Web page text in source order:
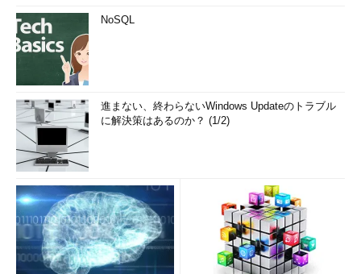
NoSQL
進まない、終わらないWindows Updateのトラブル
に解決策はあるのか？ (1/2)